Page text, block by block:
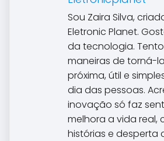
Sou Zaira Silva,
Eletronic Planet.
da tecnologia.
maneiras de torná-
próxima, útil e
dia das pessoas.
inovação só faz
melhora a vida real,
histórias e desperta